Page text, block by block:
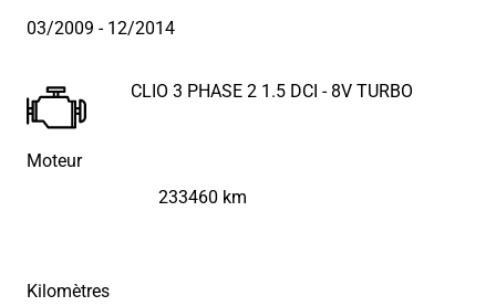
03/2009 - 12/2014
Moteur
CLIO 3 PHASE 2 1.5 DCI - 8V TURBO
Kilomètres
233460 km